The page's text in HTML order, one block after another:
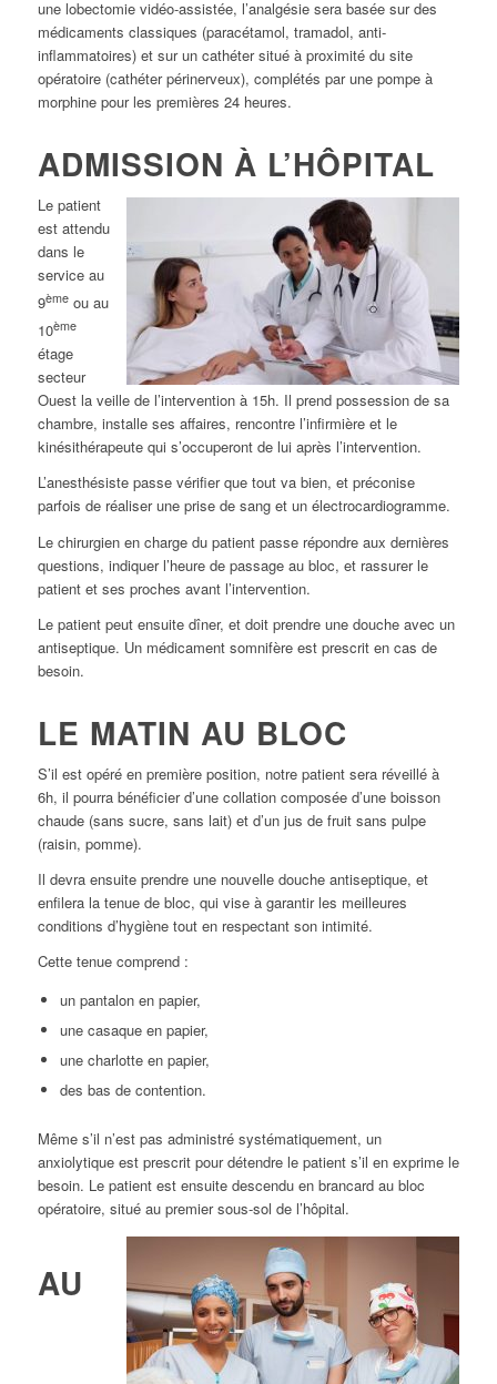
une lobectomie vidéo-assistée, l’analgésie sera basée sur des
médicaments classiques (paracétamol, tramadol, anti-
inflammatoires) et sur un cathéter situé à proximité du site
opératoire (cathéter périnerveux), complétés par une pompe à
morphine pour les premières 24 heures.
ADMISSION À L’HÔPITAL
Le patient
est attendu
dans le
service au
9èmeou au
10ème
étage
secteur
Ouest la veille de l’intervention à 15h. Il prend possession de sa
chambre, installe ses affaires, rencontre l’infirmière et le
kinésithérapeute qui s’occuperont de lui après l’intervention.
L’anesthésiste passe vérifier que tout va bien, et préconise
parfois de réaliser une prise de sang et un électrocardiogramme.
Le chirurgien en charge du patient passe répondre aux dernières
questions, indiquer l’heure de passage au bloc, et rassurer le
patient et ses proches avant l’intervention.
Le patient peut ensuite dîner, et doit prendre une douche avec un
antiseptique. Un médicament somnifère est prescrit en cas de
besoin.
LE MATIN AU BLOC
S’il est opéré en première position, notre patient sera réveillé à
6h, il pourra bénéficier d’une collation composée d’une boisson
chaude (sans sucre, sans lait) et d’un jus de fruit sans pulpe
(raisin, pomme).
Il devra ensuite prendre une nouvelle douche antiseptique, et
enfilera la tenue de bloc, qui vise à garantir les meilleures
conditions d’hygiène tout en respectant son intimité.
Cette tenue comprend :
un pantalon en papier,
une casaque en papier,
une charlotte en papier,
des bas de contention.
Même s’il n’est pas administré systématiquement, un
anxiolytique est prescrit pour détendre le patient s’il en exprime le
besoin. Le patient est ensuite descendu en brancard au bloc
opératoire, situé au premier sous-sol de l’hôpital.
AU